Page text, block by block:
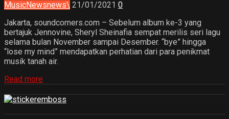
MusicNewsnews\ 21/01/2021 0
Jakarta, soundcorners.com – Sebelum album ke-3 yang
bertajuk Jennovine, Sheryl Sheinafia sempat merilis seri lagu
selama bulan November sampai Desember. “bye” hingga
“lose my mind” mendapatkan perhatian dari para penikmat
musik tanah air.
Read more